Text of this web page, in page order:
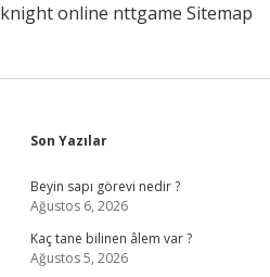
knight online nttgame Sitemap
Sidebar
Son Yazılar
Beyin sapı görevi nedir ?
Ağustos 6, 2026
Kaç tane bilinen âlem var ?
Ağustos 5, 2026